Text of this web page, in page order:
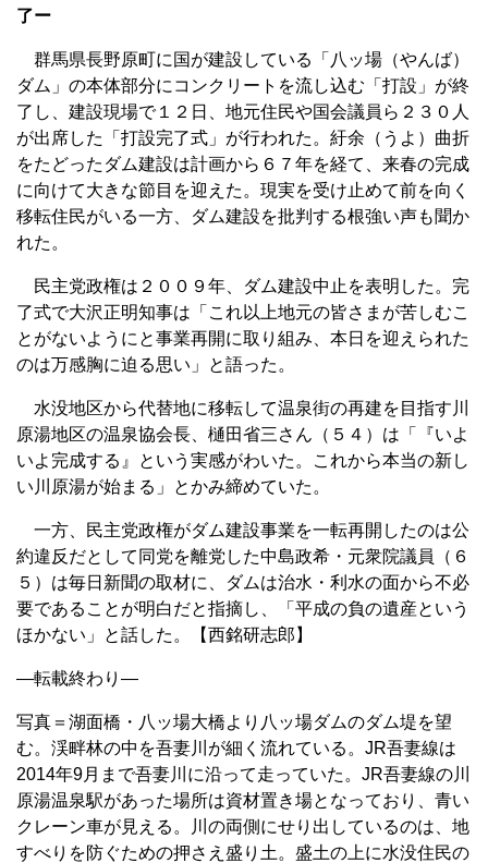
了ー
群馬県長野原町に国が建設している「八ッ場（やんば）
ダム」の本体部分にコンクリートを流し込む「打設」が終
了し、建設現場で１２日、地元住民や国会議員ら２３０人
が出席した「打設完了式」が行われた。紆余（うよ）曲折
をたどったダム建設は計画から６７年を経て、来春の完成
に向けて大きな節目を迎えた。現実を受け止めて前を向く
移転住民がいる一方、ダム建設を批判する根強い声も聞か
れた。
民主党政権は２００９年、ダム建設中止を表明した。完
了式で大沢正明知事は「これ以上地元の皆さまが苦しむこ
とがないようにと事業再開に取り組み、本日を迎えられた
のは万感胸に迫る思い」と語った。
水没地区から代替地に移転して温泉街の再建を目指す川
原湯地区の温泉協会長、樋田省三さん（５４）は「『いよ
いよ完成する』という実感がわいた。これから本当の新し
い川原湯が始まる」とかみ締めていた。
一方、民主党政権がダム建設事業を一転再開したのは公
約違反だとして同党を離党した中島政希・元衆院議員（６
５）は毎日新聞の取材に、ダムは治水・利水の面から不必
要であることが明白だと指摘し、「平成の負の遺産という
ほかない」と話した。【西銘研志郎】
—転載終わり—
写真＝湖面橋・八ッ場大橋より八ッ場ダムのダム堤を望
む。渓畔林の中を吾妻川が細く流れている。JR吾妻線は
2014年9月まで吾妻川に沿って走っていた。JR吾妻線の川
原湯温泉駅があった場所は資材置き場となっており、青い
クレーン車が見える。川の両側にせり出しているのは、地
すべりを防ぐための押さえ盛り土。盛土の上に水没住民の